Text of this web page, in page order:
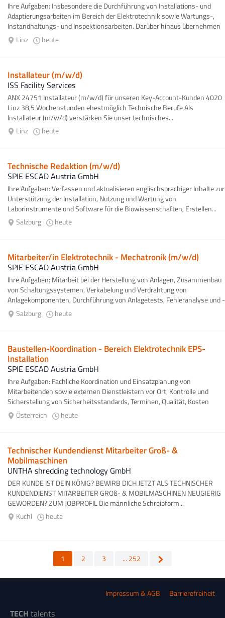
Ihre Aufgaben: Insbesondere die Durchführung von Installations- und
Adaptierungsarbeiten im Bereich der Elektrotechnik sowie Wartungs-,
Instandhaltungs- und Inspektionsarbeiten. Darüber hinaus übernehmen
Sie das Einziehen...
Linz heute
Installateur (m/w/d)
ISS Facility Services
ANX 24751 Installateur (m/w/d) für unseren Key-Account-Kunden 4020
Linz 38,5 Wochenstunden ehestmöglich Technische Berufe Als
Installateur (m/w/d) verstärken Sie unser technisches...
Linz
heute
Technische Redaktion (m/w/d)
SPIE ESCAD Austria GmbH
Ihre Aufgaben: Verfassen und aktualisieren englischsprachiger Inhalte zur
Unterstützung der Installation, Nutzung und Wartung von
Laborinstrumente und Software für die Biowissenschaften, Erstellen...
Salzburg
heute
Mitarbeiter/in Elektrotechnik - Mechatronik (m/w/d)
SPIE ESCAD Austria GmbH
Ihre Aufgaben: Mitarbeit bei der Herstellung von Anlagen, Zusammenbau
von Schaltungssystemen, Verkabelung und Verdrahtung von
Anlagekomponenten, Durchführung von Anlagetests, Fehleranalyse und -
beseitigung...
Salzburg heute
Baustellen-Koordination - Bereich Elektrotechnik EPS-
Installation
SPIE ESCAD Austria GmbH
Ihre Aufgaben: Fachliche Koordination und Einsatzplanung von
Mitarbeitenden sowie externen Dienstleistern vor Ort, Kontrolle und
Sicherstellung von Sicherheitsstandards, Terminen, Qualität, Kosten
und...Österreich heute
Technischer Kundendienst Mitarbeiter Groß- &
Mobilmaschinen
UNTHA shredding technology GmbH
DER KUNDE IST DEIN KÖNIG? BEWIRB DICH JETZT ALS TECHNISCHER
KUNDENDIENST MITARBEITER GROß- & MOBILMASCHINEN NEUGIERIG
GEWORDEN? ZUM JOBPROFIL Die männliche Schreibform...
Kuchl
heute
1 2 3 ... 252
Impressum & AGB Barrierefreiheit
TECH talents